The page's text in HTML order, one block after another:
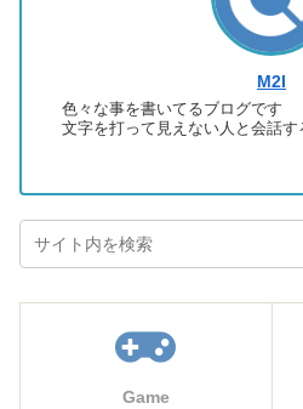
M2I
色々な事を書いてるブログです
文字を打って見えない人と会話す
Game